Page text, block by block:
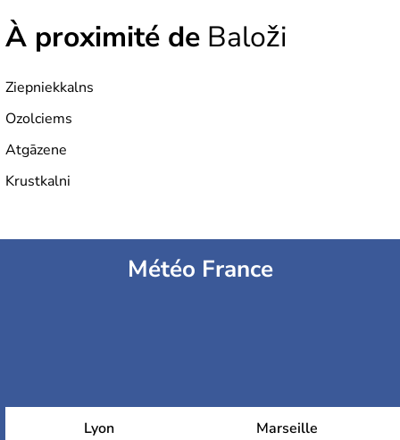
À proximité de Baloži
Ziepniekkalns
Ozolciems
Atgāzene
Krustkalni
Météo France
Lyon Marseille